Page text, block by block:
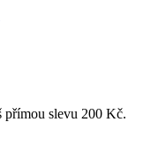
přímou slevu 200 Kč.